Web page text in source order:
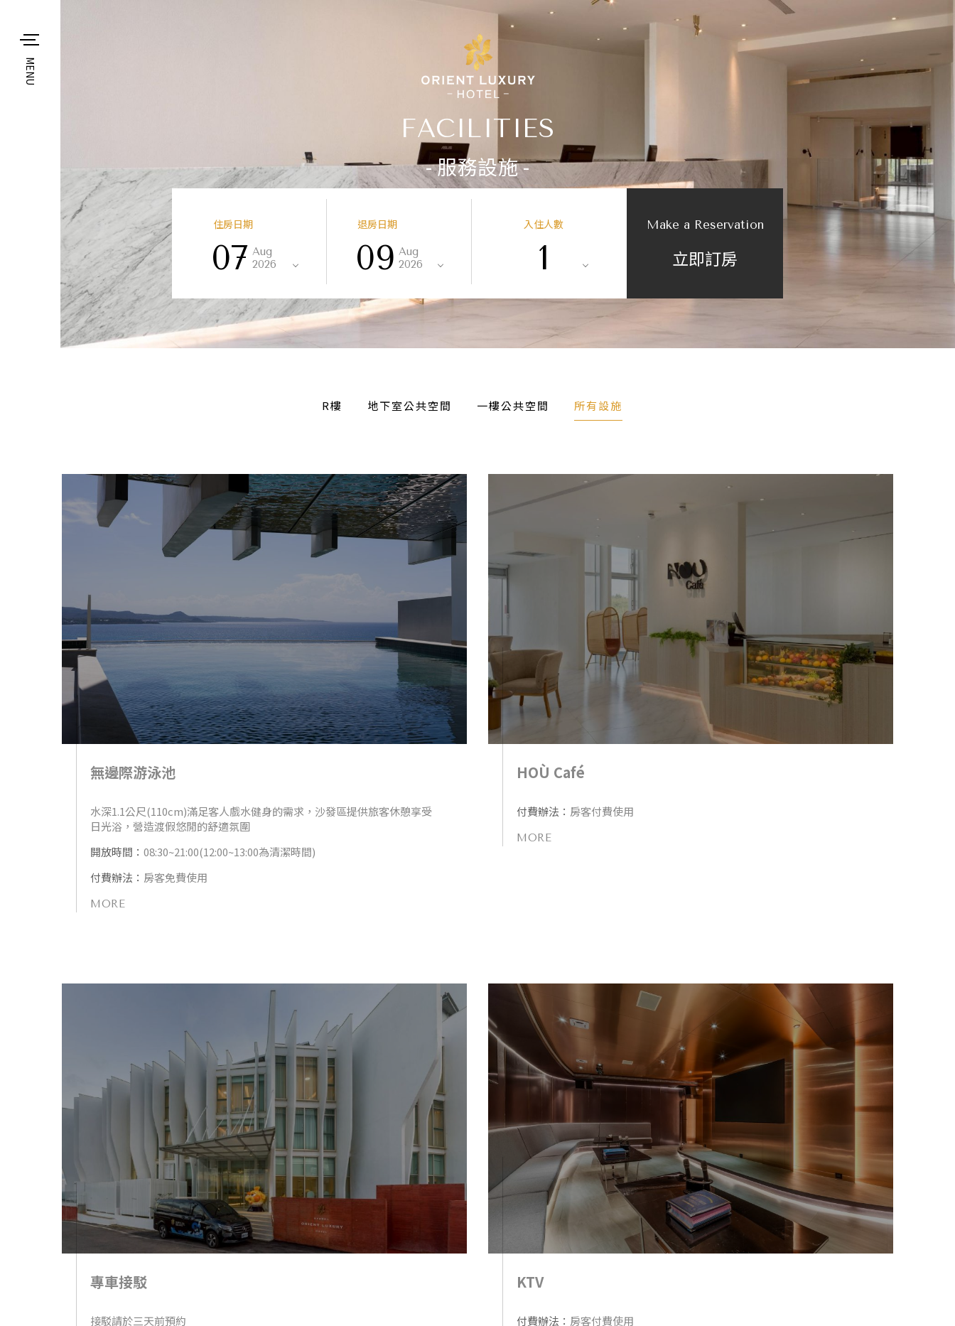
MENU
FACILITIES
- 服務設施 -
住房日期
07 Aug
2026
退房日期
09 Aug
2026
入住人數
1
Make a Reservation
立即訂房
R樓 地下室公共空間 一樓公共空間 所有設施
無邊際游泳池
水深1.1公尺(110cm)滿足客人戲水健身的需求，沙發區提供旅客休憩享受
日光浴，營造渡假悠閒的舒適氛圍
開放時間： 08:30~21:00(12:00~13:00為清潔時間)
付費辦法： 房客免費使用
MORE
HOÙ Café
付費辦法： 房客付費使用
MORE
專車接駁
接駁請於三天前預約
KTV
付費辦法： 房客付費使用